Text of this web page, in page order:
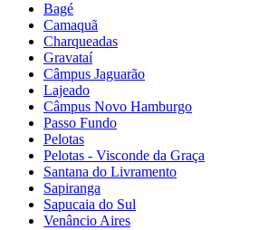
Bagé
Camaquã
Charqueadas
Gravataí
Câmpus Jaguarão
Lajeado
Câmpus Novo Hamburgo
Passo Fundo
Pelotas
Pelotas - Visconde da Graça
Santana do Livramento
Sapiranga
Sapucaia do Sul
Venâncio Aires